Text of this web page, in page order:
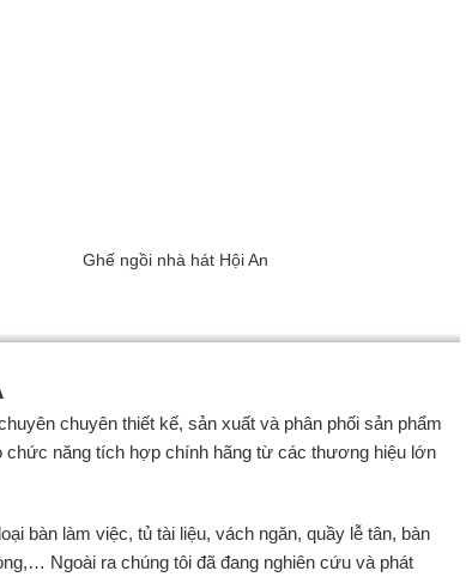
Ghế ngồi nhà hát Hội An
chuyên thiết kế, sản xuất và phân phối sản phẩm
chức năng tích hợp chính hãng từ các thương hiệu lớn
bàn làm việc, tủ tài liệu, vách ngăn, quầy lễ tân, bàn
Ngoài ra chúng tôi đã đang nghiên cứu và phát